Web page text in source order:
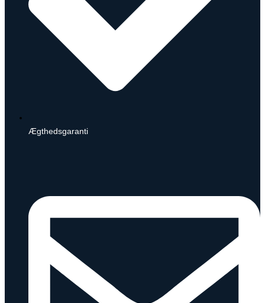
Ægthedsgaranti